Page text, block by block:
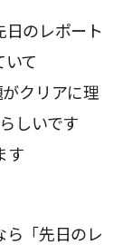
日のレポート
いて
クリアに理
しいです
す
ら「先日のレ